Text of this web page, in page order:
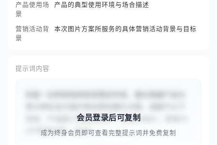
产品使用场
景
产品的典型使用环境与场合描述
营销活动背
景
本次图片方案所服务的具体营销活动背景与目标
提示词内容
信息：产品是{{智能保温杯，容量500ml，采用31
6不锈钢内胆，支持A...
会员登录后可复制
成为终身会员即可查看完整提示词并免费复制